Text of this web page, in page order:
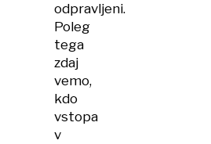
odpravljeni.
Poleg
tega
zdaj
vemo,
kdo
vstopa
v